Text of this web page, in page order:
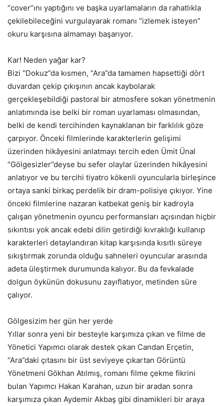
“cover”ını yaptığını ve başka uyarlamaların da rahatlıkla
çekilebileceğini vurgulayarak romanı “izlemek isteyen”
okuru karşısına almamayı başarıyor.
Kar! Neden yağar kar?
Bizi “Dokuz”da kısmen, “Ara”da tamamen hapsettiği dört
duvardan çekip çıkışının ancak kaybolarak
gerçekleşebildiği pastoral bir atmosfere sokan yönetmenin
anlatımında ise belki bir roman uyarlaması olmasından,
belki de kendi tercihinden kaynaklanan bir farklılık göze
çarpıyor. Önceki filmlerinde karakterlerin gelişimi
üzerinden hikâyesini anlatmayı tercih eden Ümit Ünal
“Gölgesizler”deyse bu sefer olaylar üzerinden hikâyesini
anlatıyor ve bu tercihi tiyatro kökenli oyuncularla birleşince
ortaya sanki birkaç perdelik bir dram-polisiye çıkıyor. Yine
önceki filmlerine nazaran katbekat geniş bir kadroyla
çalışan yönetmenin oyuncu performansları açısından hiçbir
sıkıntısı yok ancak edebi dilin getirdiği kıvraklığı kullanıp
karakterleri detaylandıran kitap karşısında kısıtlı süreye
sıkıştırmak zorunda olduğu sahneleri oyuncular arasında
adeta üleştirmek durumunda kalıyor. Bu da fevkalade
dolgun öykünün dokusunu zayıflatıyor, metinden süre
çalıyor.
Gölgesizim her gün her yerde
Yıllar sonra yeni bir besteyle karşımıza çıkan ve filme de
Yönetici Yapımcı olarak destek çıkan Candan Erçetin,
“Ara”daki çıtasını bir üst seviyeye çıkartan Görüntü
Yönetmeni Gökhan Atılmış, romanı filme çekme fikrini
bulan Yapımcı Hakan Karahan, uzun bir aradan sonra
karşımıza çıkan Aydemir Akbaş gibi dinamikleri bir araya